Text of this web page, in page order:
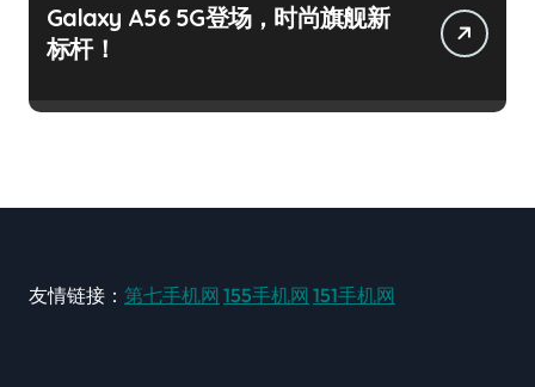
Galaxy A56 5G登场，时尚旗舰新
标杆！
友情链接： 第七手机网 155手机网 151手机网